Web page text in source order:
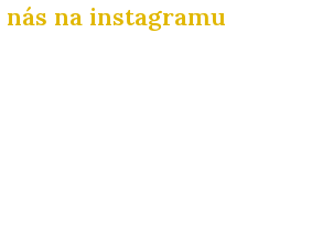
na instagramu